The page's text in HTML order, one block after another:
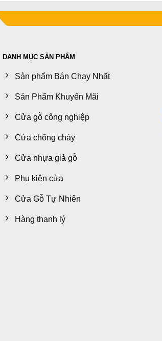
DANH MỤC SẢN PHẨM
Sản phẩm Bán Chạy Nhất
Sản Phẩm Khuyến Mãi
Cửa gỗ công nghiệp
Cửa chống cháy
Cửa nhựa giả gỗ
Phụ kiện cửa
Cửa Gỗ Tự Nhiên
Hàng thanh lý